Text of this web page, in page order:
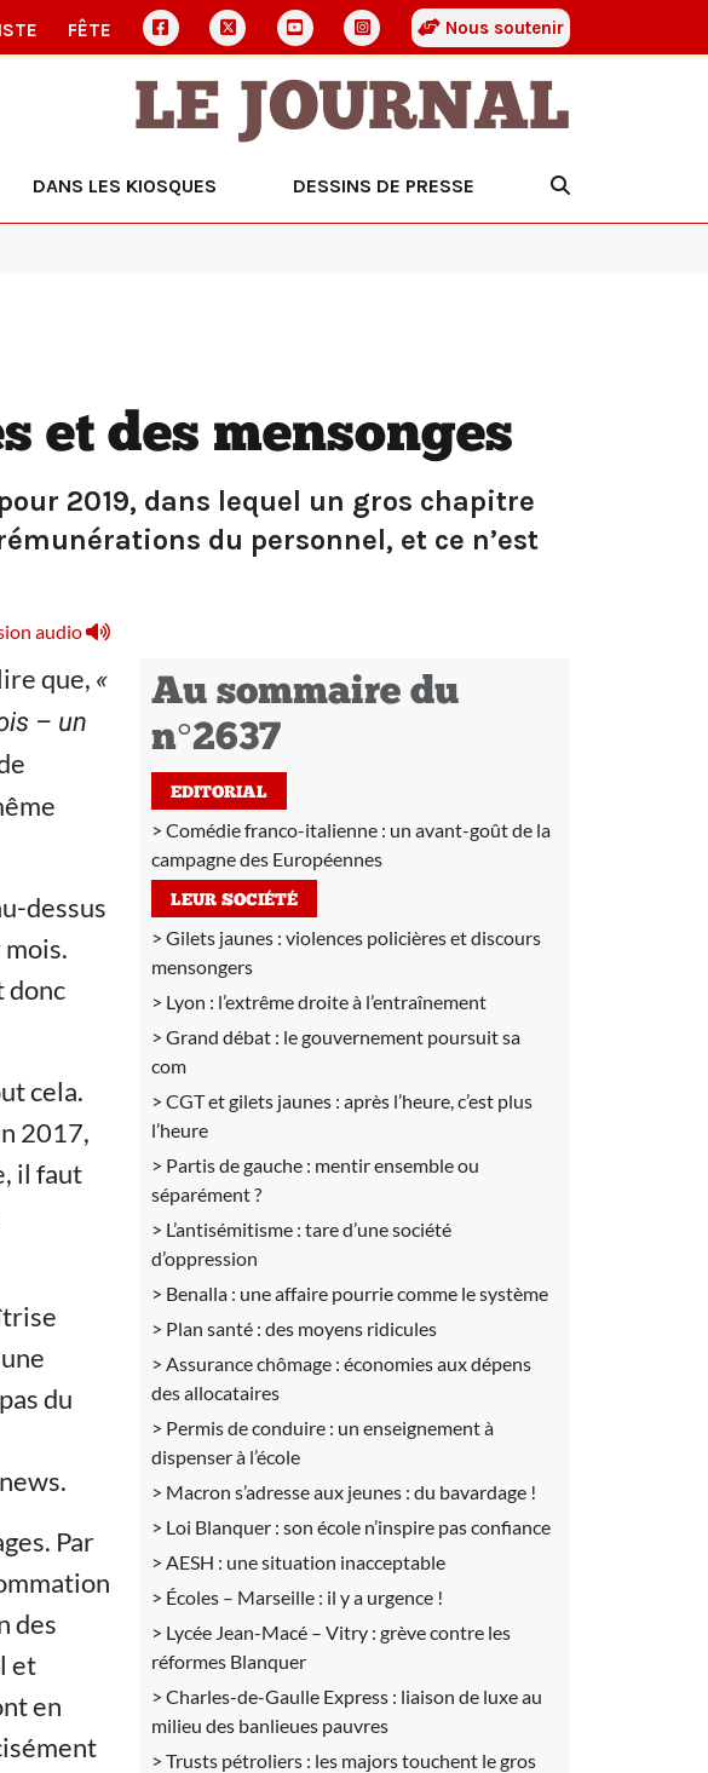
FÊTE Nous soutenir
LE JOURNAL
DANS LES KIOSQUES DESSINS DE PRESSE
et des mensonges
2019, dans lequel un gros chapitre
du personnel, et ce n’est
audio
que, «
– un
dessus
donc
cela.
2017,
il faut
du
Par
des
et
en
Au sommaire du
n°2637
EDITORIAL
Comédie franco-italienne : un avant-goût de la
campagne des Européennes
LEUR SOCIÉTÉ
Gilets jaunes : violences policières et discours
mensongers
Lyon : l’extrême droite à l’entraînement
Grand débat : le gouvernement poursuit sa
com
CGT et gilets jaunes : après l’heure, c’est plus
l’heure
Partis de gauche : mentir ensemble ou
séparément ?
L’antisémitisme : tare d’une société
d’oppression
Benalla : une affaire pourrie comme le système
Plan santé : des moyens ridicules
Assurance chômage : économies aux dépens
des allocataires
Permis de conduire : un enseignement à
dispenser à l’école
Macron s’adresse aux jeunes : du bavardage !
Loi Blanquer : son école n’inspire pas confiance
AESH : une situation inacceptable
Écoles – Marseille : il y a urgence !
Lycée Jean-Macé – Vitry : grève contre les
réformes Blanquer
Charles-de-Gaulle Express : liaison de luxe au
milieu des banlieues pauvres
Trusts pétroliers : les majors touchent le gros